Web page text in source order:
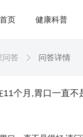
首页 健康科普
问答 问答详情
11个月,胃口一直